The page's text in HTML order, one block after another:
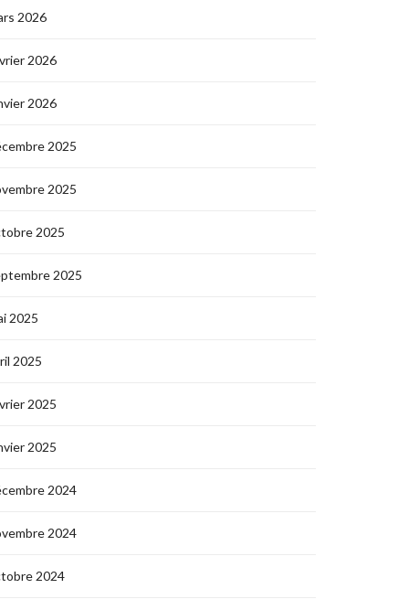
2026
2026
2026
2025
2025
2025
2025
2025
2025
2025
2025
2024
2024
2024